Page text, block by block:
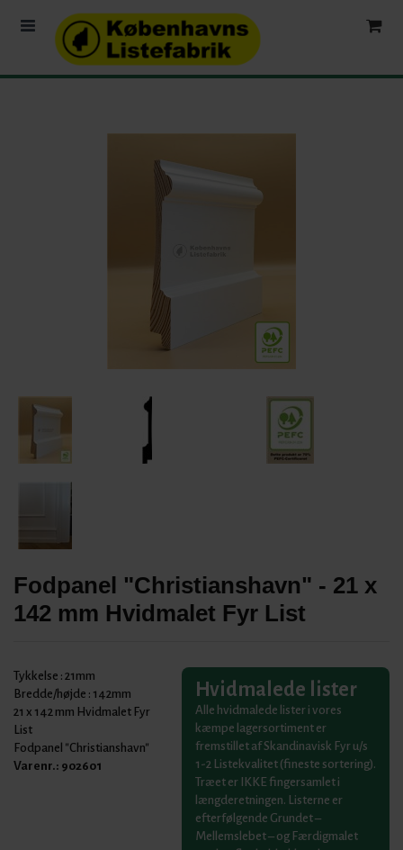
Fodpanel "Christianshavn" - 21 x
142 mm Hvidmalet Fyr List
Tykkelse : 21mm
Bredde/højde : 142mm
21 x 142 mm Hvidmalet Fyr
List
Fodpanel "Christianshavn"
Varenr.: 902601
Hvidmalede lister
Alle hvidmalede lister i vores
kæmpe lagersortiment er
fremstillet af Skandinavisk Fyr u/s
1-2 Listekvalitet (fineste sortering).
Træet er IKKE fingersamlet i
længderetningen. Listerne er
efterfølgende Grundet –
Mellemslebet – og Færdigmalet